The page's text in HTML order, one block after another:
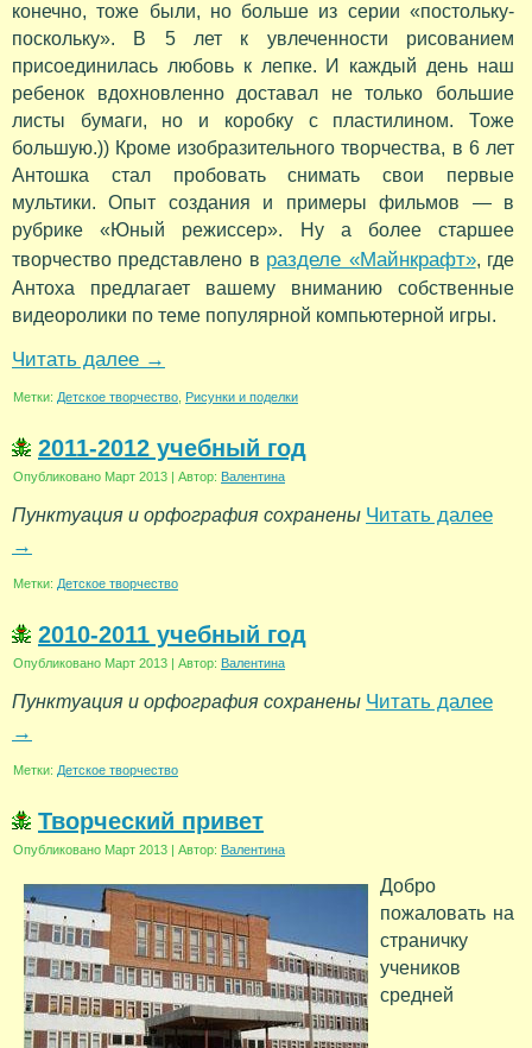
конечно, тоже были, но больше из серии «постольку-
поскольку». В 5 лет к увлеченности рисованием
присоединилась любовь к лепке. И каждый день наш
ребенок вдохновленно доставал не только большие
листы бумаги, но и коробку с пластилином. Тоже
большую.)) Кроме изобразительного творчества, в 6 лет
Антошка стал пробовать снимать свои первые
мультики. Опыт создания и примеры фильмов — в
рубрике «Юный режиссер». Ну а более старшее
творчество представлено в разделе «Майнкрафт», где
Антоха предлагает вашему вниманию собственные
видеоролики по теме популярной компьютерной игры.
Читать далее →
Метки: Детское творчество Рисунки и поделки
2011-2012 учебный год
Опубликовано Март 2013 | Автор: Валентина
Пунктуация и орфография сохранены Читать далее
→
Метки: Детское творчество
2010-2011 учебный год
Опубликовано Март 2013 | Автор: Валентина
Пунктуация и орфография сохранены Читать далее
→
Метки: Детское творчество
Творческий привет
Опубликовано Март 2013 | Автор: Валентина
Добро
пожаловать на
страничку
учеников
средней